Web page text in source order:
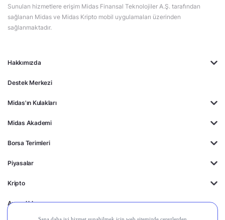
Hakkımızda
Destek Merkezi
Midas'ın Kulakları
Midas Akademi
Borsa Terimleri
Piyasalar
Kripto
Ayrıcalıklar
Sunulan hizmetlere erişim Midas Finansal Teknolojiler A.Ş. tarafından
sağlanan Midas ve Midas Kripto mobil uygulamaları üzerinden
sağlanmaktadır.